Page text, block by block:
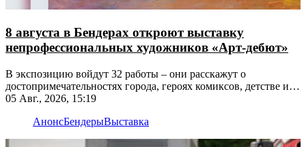
8 августа в Бендерах откроют выставку
непрофессиональных художников «Арт-дебют»
В экспозицию войдут 32 работы – они расскажут о
достопримечательностях города, героях комиксов, детстве и
не только
05 Авг., 2026, 15:19
АнонсБендерыВыставка